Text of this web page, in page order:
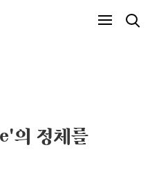
의 정체를